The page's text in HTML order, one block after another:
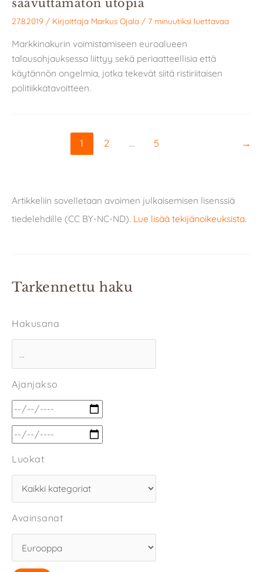
27.8.2019 / Kirjoittaja Markus Ojala / 7 minuutiksi luettavaa
Markkinakurin voimistamiseen euroalueen
talousohjauksessa liittyy sekä periaatteellisia että
käytännön ongelmia, jotka tekevät siitä ristiriitaisen
politiikkatavoitteen.
1 2 … 5 →
Artikkeliin sovelletaan avoimen julkaisemisen lisenssiä
tiedelehdille (CC BY-NC-ND). Lue lisää tekijänoikeuksista.
Tarkennettu haku
Hakusana
Ajanjakso
Luokat
Avainsanat